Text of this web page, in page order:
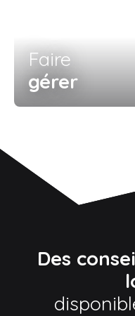
Faire
gérer
Des